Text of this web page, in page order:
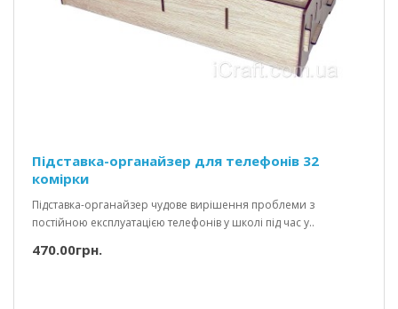
Підставка-органайзер для телефонів 32
комірки
Підставка-органайзер чудове вирішення проблеми з
постійною експлуатацією телефонів у школі під час у..
470.00грн.